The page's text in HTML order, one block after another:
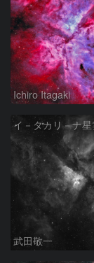
Ichiro Itagaki
武田敬一